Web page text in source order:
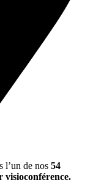
l’un de nos 54
visioconférence.